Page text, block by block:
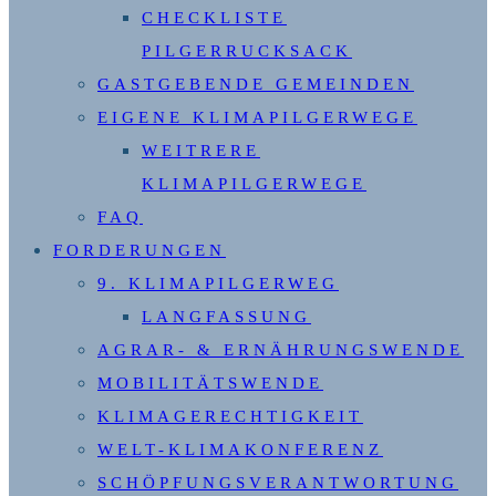
CHECKLISTE
PILGERRUCKSACK
GASTGEBENDE GEMEINDEN
EIGENE KLIMAPILGERWEGE
WEITRERE
KLIMAPILGERWEGE
FAQ
FORDERUNGEN
9. KLIMAPILGERWEG
LANGFASSUNG
AGRAR- & ERNÄHRUNGSWENDE
MOBILITÄTSWENDE
KLIMAGERECHTIGKEIT
WELT-KLIMAKONFERENZ
SCHÖPFUNGSVERANTWORTUNG